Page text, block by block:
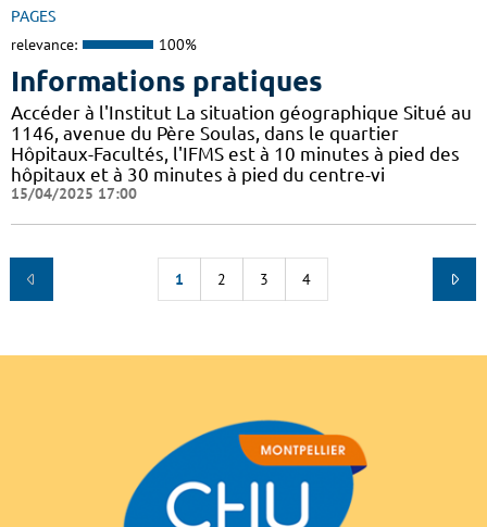
PAGES
relevance: 100%
Informations pratiques
Accéder à l'Institut La situation géographique Situé au
1146, avenue du Père Soulas, dans le quartier
Hôpitaux-Facultés, l'IFMS est à 10 minutes à pied des
hôpitaux et à 30 minutes à pied du centre-vi
15/04/2025 17:00
1 2 3 4